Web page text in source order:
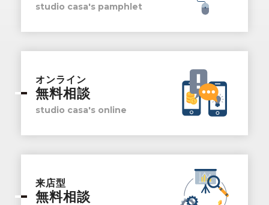
studio casa's pamphlet
オンライン
無料相談
studio casa's online
来店型
無料相談